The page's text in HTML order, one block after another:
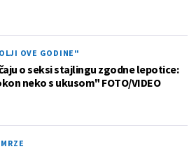
OVE GODINE"
o seksi stajlingu zgodne lepotice:
neko s ukusom" FOTO/VIDEO